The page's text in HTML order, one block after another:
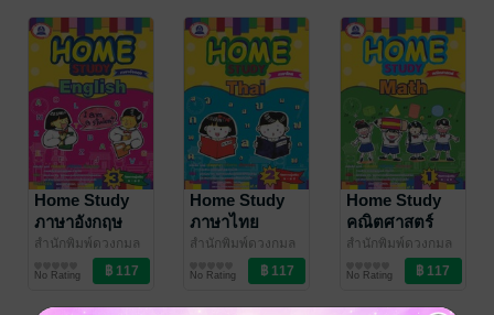
Home Study
ภาษาอังกฤษ
สำนักพิมพ์ดวงกมล
/ ดวงกมล
บุ๊คส์ ดิสทริบิวเตอร์
การศึกษา/ตำรา
เรียน
No Rating
Home Study
ภาษาไทย
สำนักพิมพ์ดวงกมล
/ ดวงกมล
บุ๊คส์ ดิสทริบิวเตอร์
การศึกษา/ตำรา
เรียน
No Rating
Home Study
คณิตศาสตร์
สำนักพิมพ์ดวงกมล
/ ดวงกมล
บุ๊คส์ ดิสทริบิวเตอร์
การศึกษา/ตำรา
เรียน
No Rating